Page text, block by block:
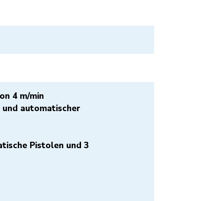
4 m/min
automatischer
Pistolen und 3